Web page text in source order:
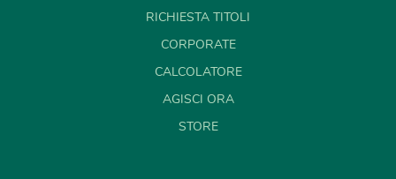
RICHIESTA TITOLI
CORPORATE
CALCOLATORE
AGISCI ORA
STORE